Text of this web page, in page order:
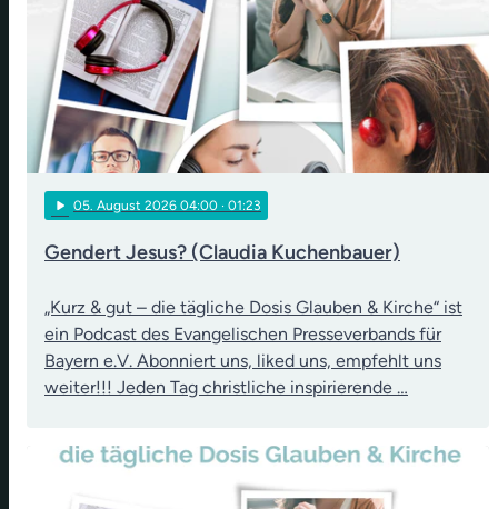
play_arrow 05. August 2026 04:00 · 01:23
Gendert Jesus? (Claudia Kuchenbauer)
„Kurz & gut – die tägliche Dosis Glauben & Kirche“ ist
ein Podcast des Evangelischen Presseverbands für
Bayern e.V. Abonniert uns, liked uns, empfehlt uns
weiter!!! Jeden Tag christliche inspirierende …